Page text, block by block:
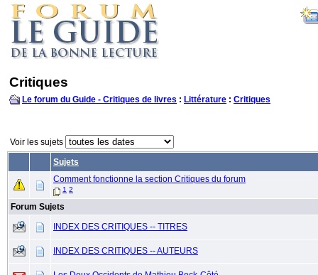
Critiques
Le forum du Guide - Critiques de livres : Littérature : Critiques
Voir les sujets
Sujets
Comment fonctionne la section Critiques du forum
1 2
Forum Sujets
INDEX DES CRITIQUES -- TITRES
INDEX DES CRITIQUES -- AUTEURS